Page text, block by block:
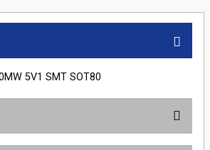
5V1 SMT SOT80